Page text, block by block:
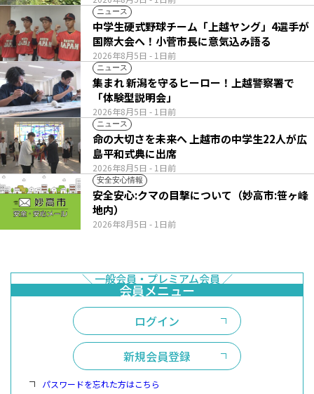
ニュース
2026年8月5日 - 1日前
中学生硬式野球チーム「上越ヤング」4選手が
国際大会へ！小菅市長に意気込み語る
ニュース
2026年8月5日 - 1日前
集まれ 新潟を守るヒーロー！上越警察署で
「体験型説明会」
ニュース
2026年8月5日 - 1日前
命の大切さを未来へ 上越市の中学生22人が広
島平和式典に出席
安全安心情報
2026年8月5日 - 1日前
安全安心:クマの目撃について（妙高市:笹ヶ峰
地内）
ログイン
新規会員登録
パスワードを忘れた方はこちら